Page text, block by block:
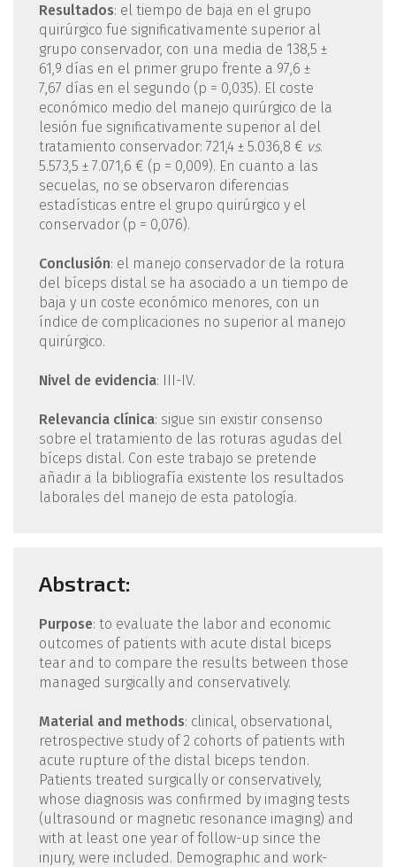
Resultados: el tiempo de baja en el grupo
quirúrgico fue significativamente superior al
grupo conservador, con una media de 138,5 ±
61,9 días en el primer grupo frente a 97,6 ±
7,67 días en el segundo (p = 0,035). El coste
económico medio del manejo quirúrgico de la
lesión fue significativamente superior al del
tratamiento conservador: 721,4 ± 5.036,8 € vs.
5.573,5 ± 7.071,6 € (p = 0,009). En cuanto a las
secuelas, no se observaron diferencias
estadísticas entre el grupo quirúrgico y el
conservador (p = 0,076).
Conclusión: el manejo conservador de la rotura
del bíceps distal se ha asociado a un tiempo de
baja y un coste económico menores, con un
índice de complicaciones no superior al manejo
quirúrgico.
Nivel de evidencia: III-IV.
Relevancia clínica: sigue sin existir consenso
sobre el tratamiento de las roturas agudas del
bíceps distal. Con este trabajo se pretende
añadir a la bibliografía existente los resultados
laborales del manejo de esta patología.
Abstract:
Purpose: to evaluate the labor and economic
outcomes of patients with acute distal biceps
tear and to compare the results between those
managed surgically and conservatively.
Material and methods: clinical, observational,
retrospective study of 2 cohorts of patients with
acute rupture of the distal biceps tendon.
Patients treated surgically or conservatively,
whose diagnosis was confirmed by imaging tests
(ultrasound or magnetic resonance imaging) and
with at least one year of follow-up since the
injury, were included. Demographic and work-